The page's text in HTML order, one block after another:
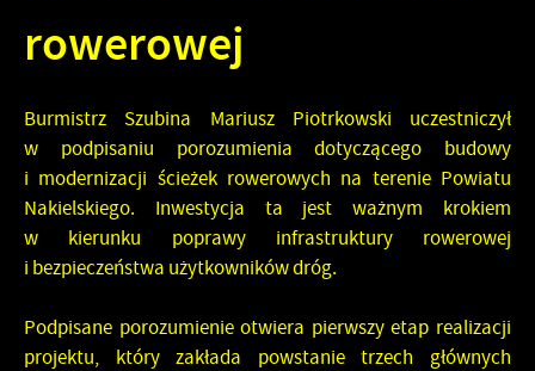
rowerowej
Burmistrz Szubina Mariusz Piotrkowski uczestniczył
w podpisaniu porozumienia dotyczącego budowy
i modernizacji ścieżek rowerowych na terenie Powiatu
Nakielskiego. Inwestycja ta jest ważnym krokiem
w kierunku poprawy infrastruktury rowerowej
i bezpieczeństwa użytkowników dróg.
Podpisane porozumienie otwiera pierwszy etap realizacji
projektu, który zakłada powstanie trzech głównych